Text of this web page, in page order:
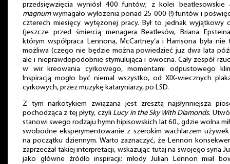
przedsięwzięcia wyniósł 400 funtów; z kolei beatlesowskie
magnumwymagało wyłożenia ponad 25 000 (!) funtów i
czterech miesięcy wytężonej pracy. Był to jednak wyjątkowy
(jeszcze przed śmiercią menagera Beatlesów, Briana
którym współpraca Lennona, McCartney’a i Harrisona była nie
możliwa (czego nie będzie można powiedzieć już dwa lata
ale i nieprawdopodobnie stymulująca i owocna. Cały zespół
w wir kreowania cyrkowego, momentami odpustowego
Inspiracją mogło być niemal wszystko, od XIX-wiecznych
cyrkowych, przez muzykę kataryniarzy, po LSD.
Z tym narkotykiem związana jest zresztą najsłynniejsza
pochodząca z tej płyty, czyli Lucy in the Sky With Diamonds.
stanowi swego rodzaju hymn hipisowskich lat 60., gdzie wolna
swobodne eksperymentowanie z szerokim wachlarzem używek
na początku dziennym. Warto zaznaczyć, że Lennon
zaprzeczał takiej interpretacji, wskazując tutaj na swojego syna
jako główne źródło inspiracji; młody Julian Lennon miał